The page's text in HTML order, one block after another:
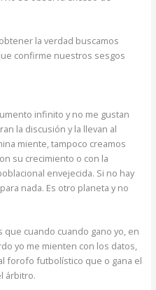
la verdad buscamos
confirme nuestros sesgos
infinito y no me gustan
la discusión y la llevan al
miente, tampoco creamos
su crecimiento o con la
envejecida. Si no hay
nada. Es otro planeta y no
cuando cuando gano yo, en
yo me mienten con los datos,
forofo futbolístico que o gana el
árbitro.